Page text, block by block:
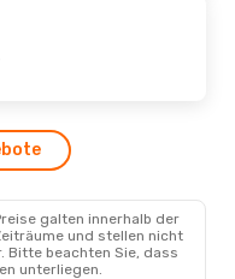
galten innerhalb der
und stellen nicht
Bitte beachten Sie, dass
unterliegen.